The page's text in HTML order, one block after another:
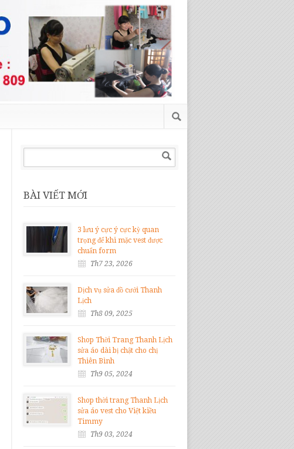
BÀI VIẾT MỚI
3 lưu ý cực ý cực kỳ quan
trọng để khi mặc vest được
chuẩn form
Th7 23, 2026
Dịch vụ sửa đồ cưới Thanh
Lịch
Th8 09, 2025
Shop Thời Trang Thanh Lịch
sửa áo dài bị chật cho chị
Thiên Bình
Th9 05, 2024
Shop thời trang Thanh Lịch
sửa áo vest cho Việt kiều
Timmy
Th9 03, 2024